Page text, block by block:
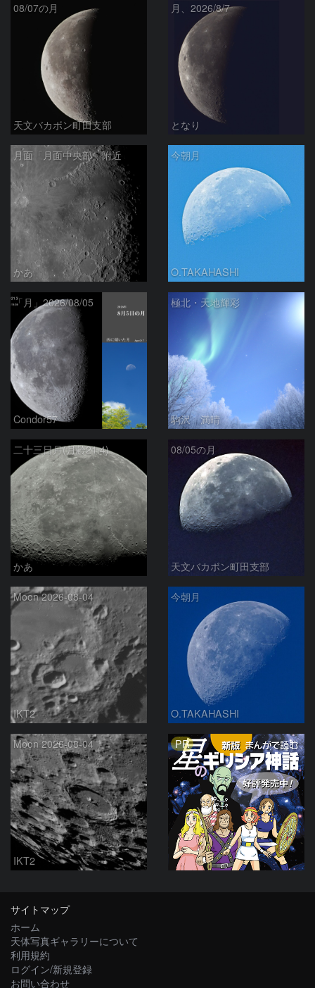
08/07の月
天文バカボン町田支部
月、2026/8/7
となり
月面「月面中央部」附近
かあ
今朝月
O.TAKAHASHI
「月」2026/08/05
Condor57
極北・天地輝彩
駒沢 満晴
二十三日月(月齢21.4)
かあ
08/05の月
天文バカボン町田支部
Moon 2026-08-04
IKT2
今朝月
O.TAKAHASHI
Moon 2026-08-04
IKT2
PR
サイトマップ
ホーム
天体写真ギャラリーについて
利用規約
ログイン/新規登録
お問い合わせ